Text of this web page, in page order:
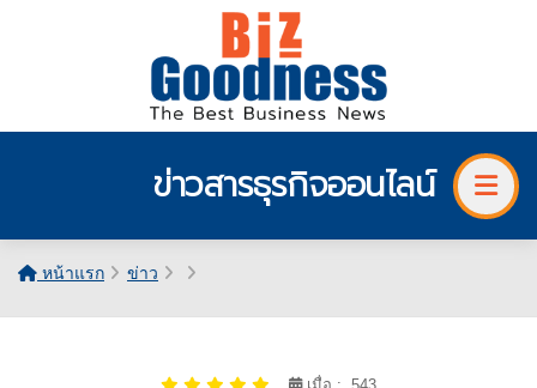
ข่าวสารธุรกิจออนไลน์
หน้าแรก ข่าว